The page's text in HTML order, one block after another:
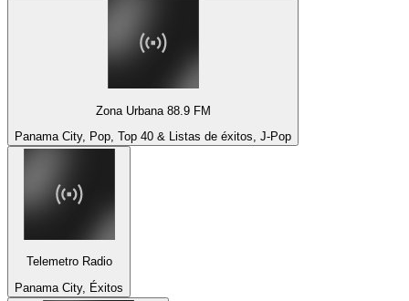
Zona Urbana 88.9 FM
Panama City, Pop, Top 40 & Listas de éxitos, J-Pop
Telemetro Radio
Panama City, Éxitos